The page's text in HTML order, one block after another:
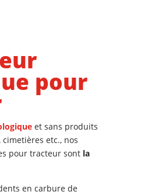
pour
et sans produits
etc., nos
pour tracteur sont la
en carbure de